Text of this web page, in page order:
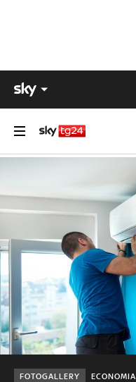
ECONOMIA
FOTOGALLERY